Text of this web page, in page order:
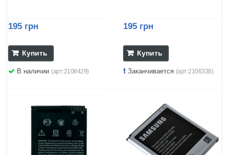
195 грн
Купить
В наличии (арт:2108429)
195 грн
Купить
Заканчивается (арт:2106338)